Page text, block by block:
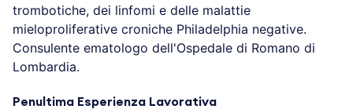
trombotiche, dei linfomi e delle malattie
mieloproliferative croniche Philadelphia negative.
Consulente ematologo dell'Ospedale di Romano di
Lombardia.
Penultima Esperienza Lavorativa